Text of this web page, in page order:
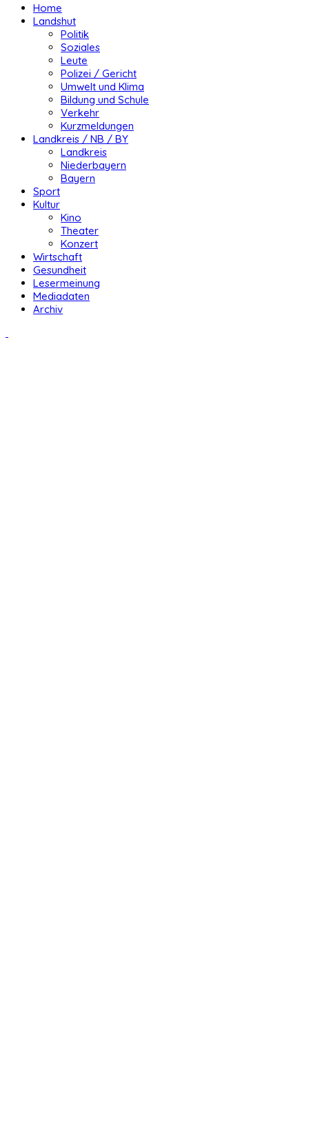
Home
Landshut
Politik
Soziales
Leute
Polizei / Gericht
Umwelt und Klima
Bildung und Schule
Verkehr
Kurzmeldungen
Landkreis / NB / BY
Landkreis
Niederbayern
Bayern
Sport
Kultur
Kino
Theater
Konzert
Wirtschaft
Gesundheit
Lesermeinung
Mediadaten
Archiv